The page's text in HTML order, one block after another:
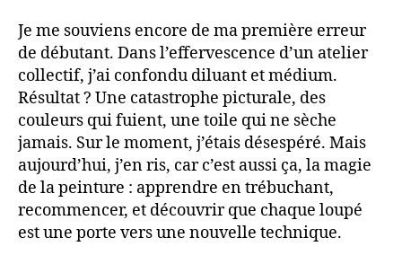
Je me souviens encore de ma première erreur
de débutant. Dans l’effervescence d’un atelier
collectif, j’ai confondu diluant et médium.
Résultat ? Une catastrophe picturale, des
couleurs qui fuient, une toile qui ne sèche
jamais. Sur le moment, j’étais désespéré. Mais
aujourd’hui, j’en ris, car c’est aussi ça, la magie
de la peinture : apprendre en trébuchant,
recommencer, et découvrir que chaque loupé
est une porte vers une nouvelle technique.